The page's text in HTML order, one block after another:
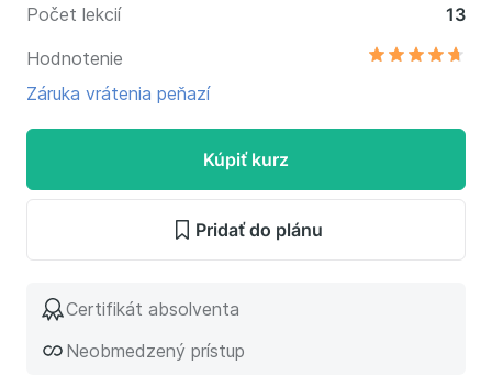
Počet lekcií
13
Hodnotenie
Záruka vrátenia peňazí
Kúpiť kurz
Pridať do plánu
Certifikát absolventa
Neobmedzený prístup